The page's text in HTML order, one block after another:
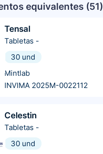
equivalentes (51)
Tensal
Tabletas -
30 und
Mintlab
INVIMA 2025M-0022112
Celestin
Tabletas -
30 und